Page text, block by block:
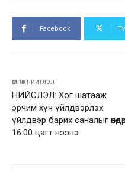
Facebook
өмнөх нийтлэл
НИЙСЛЭЛ: Хог шатааж
эрчим хүч үйлдвэрлэх
үйлдвэр барих саналыг
16:00 цагт нээнэ